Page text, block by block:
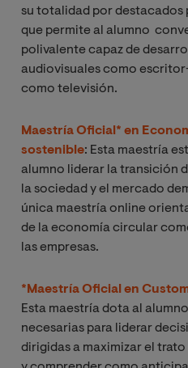
su totalidad por destacados
que permite al alumno
polivalente capaz de
audiovisuales como
como televisión.
Maestría Oficial* en
sostenible: Esta maestría
alumno liderar la transición
la sociedad y el mercado
única maestría online
de la economía circular
las empresas.
*Maestría Oficial en
Esta maestría dota al
necesarias para liderar
dirigidas a maximizar el